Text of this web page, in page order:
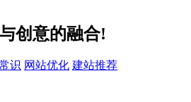
创意的融合!
识 网站优化 建站推荐